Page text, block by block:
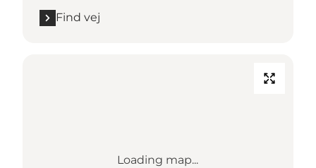
Find vej
Loading map...